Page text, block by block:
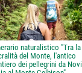
naturalistico "Tra la
del Monte, l'antico
dei pellegrini da Novi